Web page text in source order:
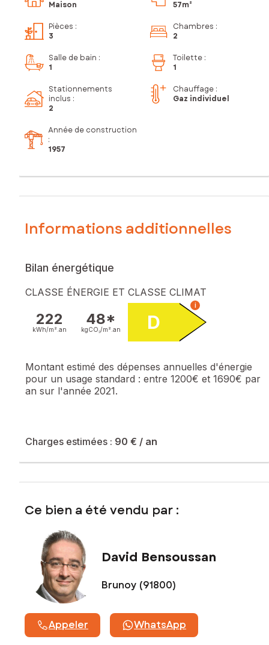
Maison
57m²
Pièces :
3
Chambres :
2
Salle de bain :
1
Toilette :
1
Stationnements
inclus :
2
Chauffage :
Gaz individuel
Année de construction
:
1957
Informations additionnelles
Bilan énergétique
CLASSE ÉNERGIE ET CLASSE CLIMAT
222
kWh/m². an
48*
kgCO₂/m². an D
i
Montant estimé des dépenses annuelles d'énergie
pour un usage standard : entre 1200€ et 1690€ par
an sur l'année 2021.
Charges estimées : 90 € / an
Ce bien a été vendu par :
David Bensoussan
Brunoy (91800)
Appeler WhatsApp